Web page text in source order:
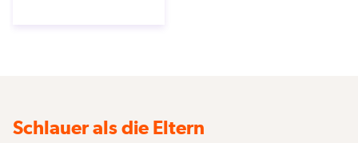
Schlauer als die Eltern